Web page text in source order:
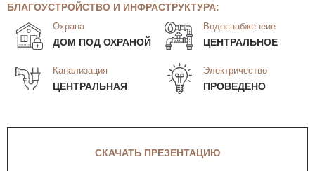
БЛАГОУСТРОЙСТВО И ИНФРАСТРУКТУРА:
Охрана
ДОМ ПОД ОХРАНОЙ
Водоснабженеие
ЦЕНТРАЛЬНОЕ
Канализация
ЦЕНТРАЛЬНАЯ
Электричество
ПРОВЕДЕНО
СКАЧАТЬ ПРЕЗЕНТАЦИЮ